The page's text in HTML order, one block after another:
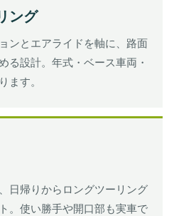
ング
ンとエアライドを軸に、路面
る設計。年式・ベース車両・
ます。
日帰りからロングツーリング
。使い勝手や開口部も実車で